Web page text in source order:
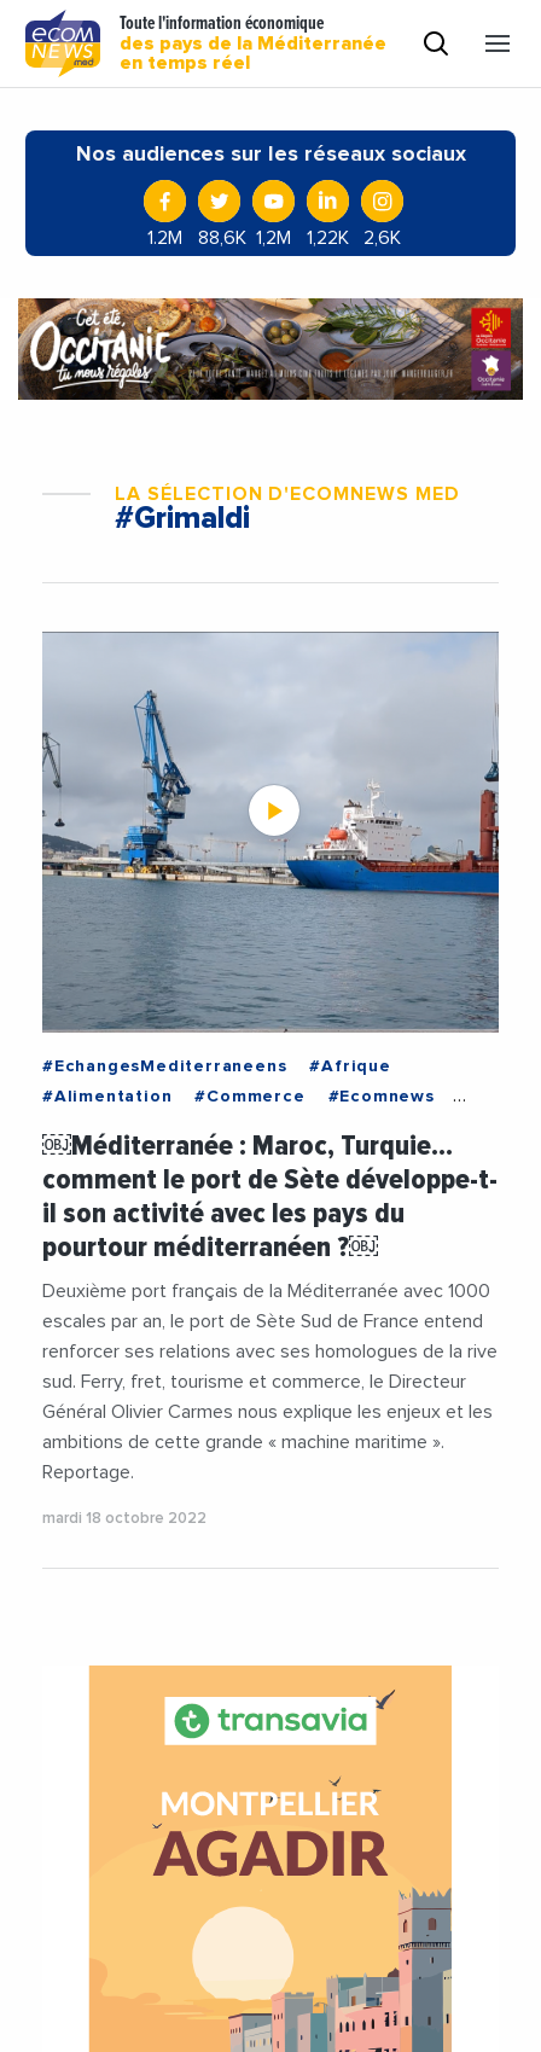
Toute l'information économique
des pays de la Méditerranée
en temps réel
Nos audiences sur les réseaux sociaux
1.2M 88,6K 1,2M 1,22K 2,6K
LA SÉLECTION D'ECOMNEWS MED
#Grimaldi
#EchangesMediterraneens
#Afrique
#Alimentation
#Commerce
#Ecomnews
#Fret
#Grimaldi #Industrie
#Italie
#Marche
#Maroc #Mediterranee
#Mer
#MSC
#Nador #Navire
#Nourriture
#Port
#Rungis #Tourisme #Turquie
￼Méditerranée : Maroc, Turquie…
comment le port de Sète développe-t-
il son activité avec les pays du
pourtour méditerranéen ?￼
Deuxième port français de la Méditerranée avec 1000
escales par an, le port de Sète Sud de France entend
renforcer ses relations avec ses homologues de la rive
sud. Ferry, fret, tourisme et commerce, le Directeur
Général Olivier Carmes nous explique les enjeux et les
ambitions de cette grande « machine maritime ».
Reportage.
mardi 18 octobre 2022